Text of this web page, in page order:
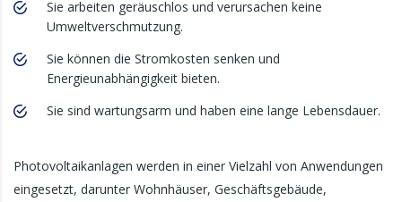
Sie arbeiten geräuschlos und verursachen keine
Umweltverschmutzung.
Sie können die Stromkosten senken und
Energieunabhängigkeit bieten.
Sie sind wartungsarm und haben eine lange Lebensdauer.
Photovoltaikanlagen werden in einer Vielzahl von Anwendungen
eingesetzt, darunter Wohnhäuser, Geschäftsgebäude,